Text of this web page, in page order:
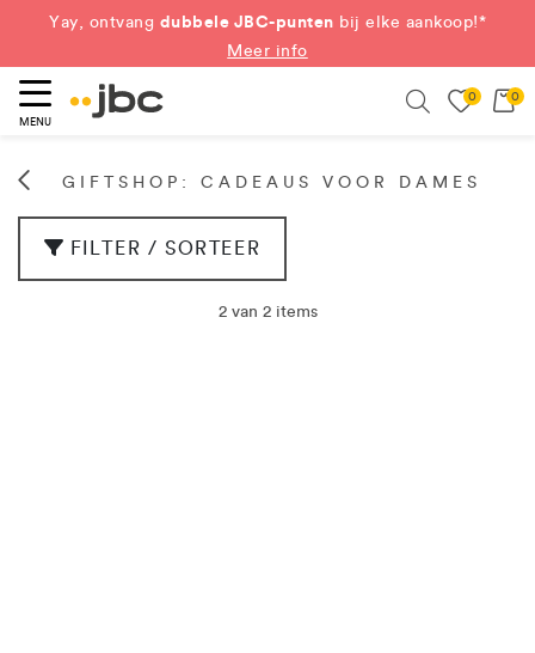
Yay, ontvang dubbele JBC-punten bij elke aankoop!*
Meer info
MENU
0 0
GIFTSHOP: CADEAUS VOOR DAMES
FILTER / SORTEER
2 van 2 items